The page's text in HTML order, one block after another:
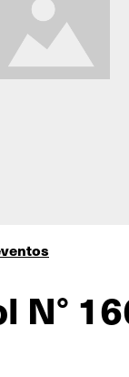
N°